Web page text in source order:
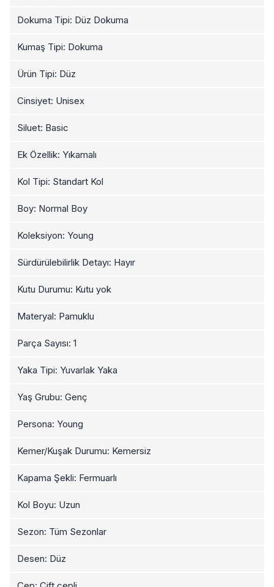
Dokuma Tipi: Düz Dokuma
Kumaş Tipi: Dokuma
Ürün Tipi: Düz
Cinsiyet: Unisex
Siluet: Basic
Ek Özellik: Yıkamalı
Kol Tipi: Standart Kol
Boy: Normal Boy
Koleksiyon: Young
Sürdürülebilirlik Detayı: Hayır
Kutu Durumu: Kutu yok
Materyal: Pamuklu
Parça Sayısı: 1
Yaka Tipi: Yuvarlak Yaka
Yaş Grubu: Genç
Persona: Young
Kemer/Kuşak Durumu: Kemersiz
Kapama Şekli: Fermuarlı
Kol Boyu: Uzun
Sezon: Tüm Sezonlar
Desen: Düz